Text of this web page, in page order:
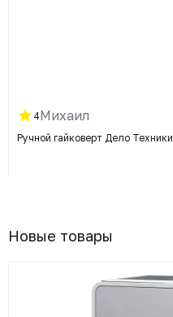
4Михаил
Ручной гайковерт Дело Техники
Новые товары